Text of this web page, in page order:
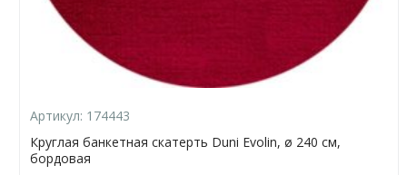
Артикул: 174443
Круглая банкетная скатерть Duni Evolin, ø 240 см,
бордовая